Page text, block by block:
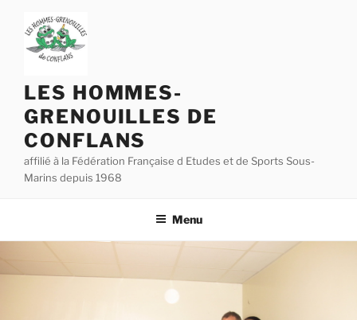
contenu
principal
LES HOMMES-
GRENOUILLES DE
CONFLANS
affilié à la Fédération Française d Etudes et de Sports Sous-
Marins depuis 1968
Menu